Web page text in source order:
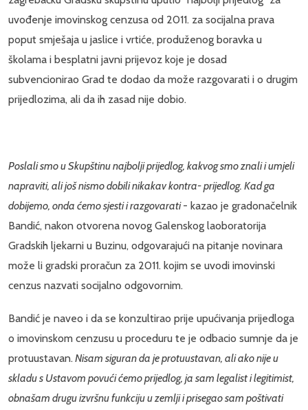
uvođenje imovinskog cenzusa od 2011. za socijalna prava
poput smješaja u jaslice i vrtiće, produženog boravka u
školama i besplatni javni prijevoz koje je dosad
subvencionirao Grad te dodao da može razgovarati i o drugim
prijedlozima, ali da ih zasad nije dobio.
Poslali smo u Skupštinu najbolji prijedlog, kakvog smo znali i umjeli
napraviti, ali još nismo dobili nikakav kontra- prijedlog. Kad ga
dobijemo, onda ćemo sjesti i razgovarati- kazao je gradonačelnik
Bandić, nakon otvorena novog Galenskog laoboratorija
Gradskih ljekarni u Buzinu, odgovarajući na pitanje novinara
može li gradski proračun za 2011. kojim se uvodi imovinski
cenzus nazvati socijalno odgovornim.
Bandić je naveo i da se konzultirao prije upućivanja prijedloga
o imovinskom cenzusu u proceduru te je odbacio sumnje da je
protuustavan.Nisam siguran da je protuustavan, ali ako nije u
skladu s Ustavom povući ćemo prijedlog, ja sam legalist i legitimist,
obnašam drugu izvršnu funkciju u zemlji i prisegao sam poštivati